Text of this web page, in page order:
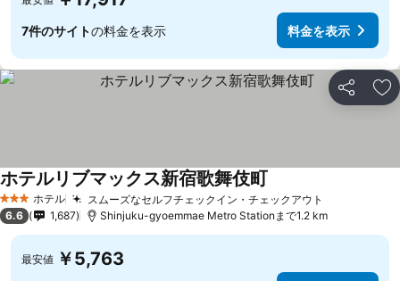
7件のサイトの料金を表示 料金を表示
シェア お
3 ホテルのランク
ホテル スムーズなセルフチェックイン・チェックアウト
ホテルリブマックス新宿歌舞伎町
6.6 1,687 Shinjuku-gyoemmae Metro Stationまで1.2 km
最安値 ￥5,763